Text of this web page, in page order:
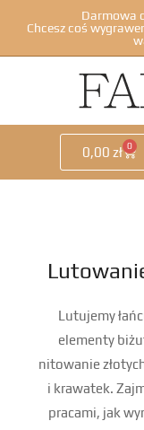
Darmowa
Chcesz coś
0,00 zł 0
Lutujemy
elementy
nitowanie
i krawatek.
pracami, jak